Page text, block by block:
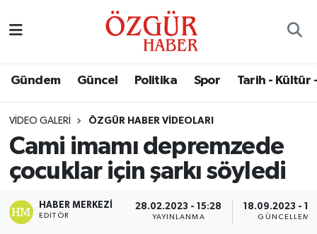
Gündem Güncel Politika Spor Tarih - Kültür
VIDEO GALERI ÖZGÜR HABER VIDEOLARI
Cami imamı depremzede
çocuklar için şarkı söyledi
HABER MERKEZI
EDITÖR
28.02.2023 - 15:28
YAYINLANMA
18.09.2023 -
GÜNCELLEME
Eğitim
Ekonomi
Nöbetçi Eczaneler
Namaz Vakitleri
Trafik Durumu
Süper Lig Puan Durumu ve Fikstür